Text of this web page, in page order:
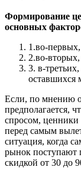
Формирование
основных
1.во-первых,
2.во-
3. в-
оставшихся
Если, по мнению
предполагается,
спросом, ценники
перед самым
ситуация, когда
рынок поступают
скидкой от 30 до